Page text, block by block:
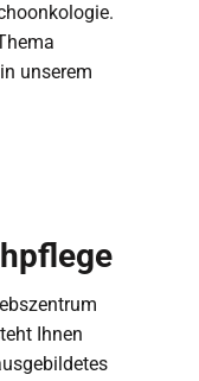
unserem
Ihnen